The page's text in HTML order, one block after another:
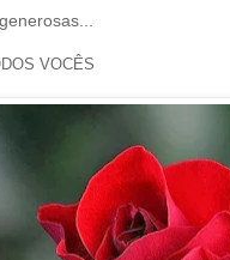
VOCÊS